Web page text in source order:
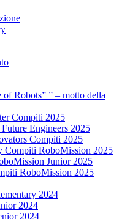
of Robots” ” – motto della
Compiti 2025
Engineers 2025
Compiti 2025
Compiti RoboMission 2025
Junior 2025
RoboMission 2025
2024
2024
2024